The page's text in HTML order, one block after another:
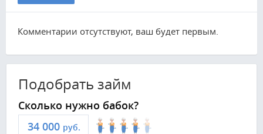
Комментарии отсутствуют, ваш будет первым.
Подобрать займ
Сколько нужно бабок?
руб.